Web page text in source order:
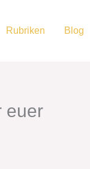
Rubriken Blog
euer